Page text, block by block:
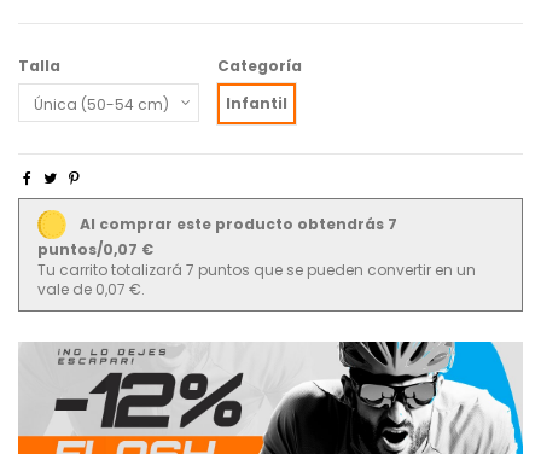
Talla
Categoría
Infantil
Al comprar este producto obtendrás 7
puntos/0,07 €
Tu carrito totalizará 7 puntos que se pueden convertir en un
vale de 0,07 €.